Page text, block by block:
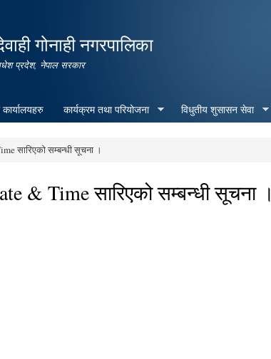
गोनाही नगरपालिका
प्रदेश, नेपाल सरकार
कार्यक्रम तथा परियोजना विधुतीय शुसासन सेवा
सारिएको सम्बन्धी सूचना ।
& Time सारिएको सम्बन्धी सूचना ।